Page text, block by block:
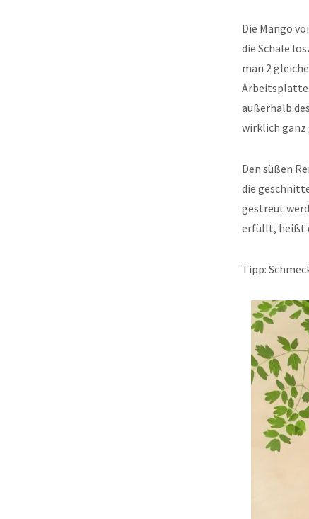
Die Mango
die Schale
man 2
Arbeitsplatte.
außerhalb
wirklich
Den süßen
die
gestreut
erfüllt, heißt
Tipp: